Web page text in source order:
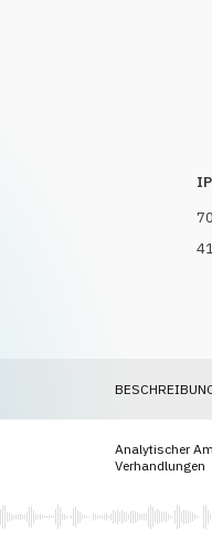
Analytischer
Verhandlungen